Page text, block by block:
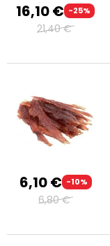
16,10 € -25%
21,40 €
6,10 € -10%
6,80 €